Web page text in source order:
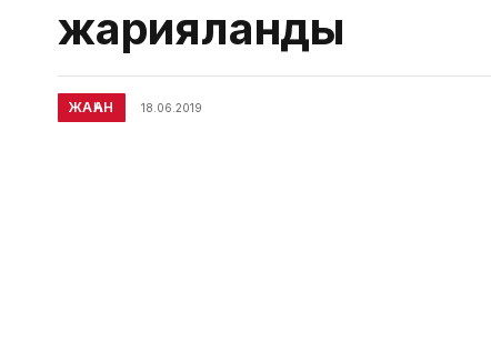
жарияланды
ЖАҺАН 18.06.2019